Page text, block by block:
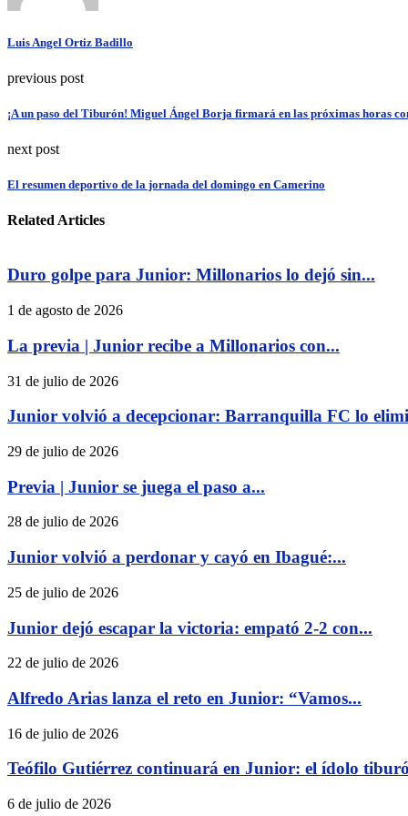
Luis Angel Ortiz Badillo
previous post
¡A un paso del Tiburón! Miguel Ángel Borja firmará en las próximas horas
next post
El resumen deportivo de la jornada del domingo en Camerino
Related Articles
Duro golpe para Junior: Millonarios lo dejó sin...
1 de agosto de 2026
La previa | Junior recibe a Millonarios con...
31 de julio de 2026
Junior volvió a decepcionar: Barranquilla FC lo
29 de julio de 2026
Previa | Junior se juega el paso a...
28 de julio de 2026
Junior volvió a perdonar y cayó en Ibagué:...
25 de julio de 2026
Junior dejó escapar la victoria: empató 2-2 con...
22 de julio de 2026
Alfredo Arias lanza el reto en Junior: “Vamos...
16 de julio de 2026
Teófilo Gutiérrez continuará en Junior: el ídolo
6 de julio de 2026